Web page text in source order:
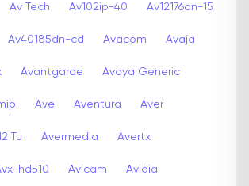
Av Tech Av102ip-40 Av12176dn-15
Av40185dn-cd Avacom Avaja
Avantgarde Avaya Generic
Ave Aventura Aver
Tu Avermedia Avertx
hd510 Avicam Avidia